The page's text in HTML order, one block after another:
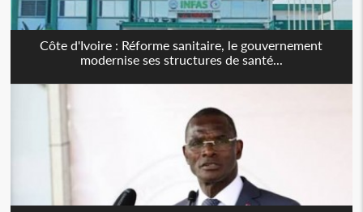
Côte d'Ivoire : Réforme sanitaire, le gouvernement
modernise ses structures de santé...